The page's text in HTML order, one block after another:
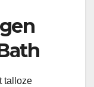
talloze